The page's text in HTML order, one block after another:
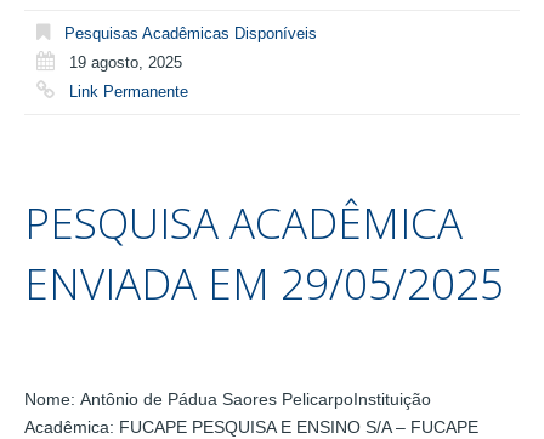
Pesquisas Acadêmicas Disponíveis
19 agosto, 2025
Link Permanente
PESQUISA ACADÊMICA
ENVIADA EM 29/05/2025
Nome: Antônio de Pádua Saores PelicarpoInstituição
Acadêmica: FUCAPE PESQUISA E ENSINO S/A – FUCAPE